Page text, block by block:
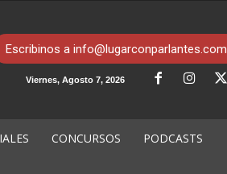
Escribinos a info@lugarconparlantes.com
Viernes, Agosto 7, 2026
CONCURSOS PODCASTS